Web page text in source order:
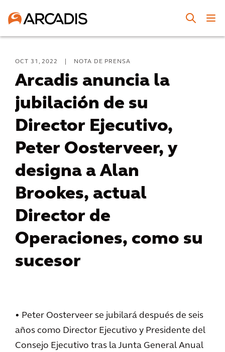
OCT 31, 2022 NOTA DE PRENSA
Arcadis anuncia la
jubilación de su
Director Ejecutivo,
Peter Oosterveer, y
designa a Alan
Brookes, actual
Director de
Operaciones, como su
sucesor
• Peter Oosterveer se jubilará después de seis
años como Director Ejecutivo y Presidente del
Consejo Ejecutivo tras la Junta General Anual